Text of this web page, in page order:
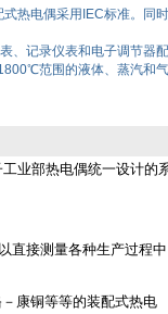
热电偶采用IEC标准。同时
、记录仪表和电子调节器
范围的液体、蒸汽和
业部热电偶统一设计的
接测量各种生产过程中
康铜等等的装配式热电